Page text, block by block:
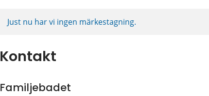
Just nu har vi ingen märkestagning.
Kontakt
Familjebadet